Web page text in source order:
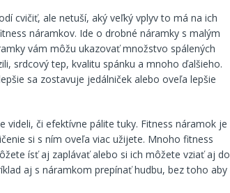
cvičiť, ale netuší, aký veľký vplyv to má na ich
náramkov. Ide o drobné náramky s malým
vám môžu ukazovať množstvo spálených
srdcový tep, kvalitu spánku a mnoho ďalšieho.
sa zostavuje jedálniček alebo oveľa lepšie
či efektívne pálite tuky. Fitness náramok je
si s ním oveľa viac užijete. Mnoho fitness
ísť aj zaplávať alebo si ich môžete vziať aj do
aj s náramkom prepínať hudbu, bez toho aby